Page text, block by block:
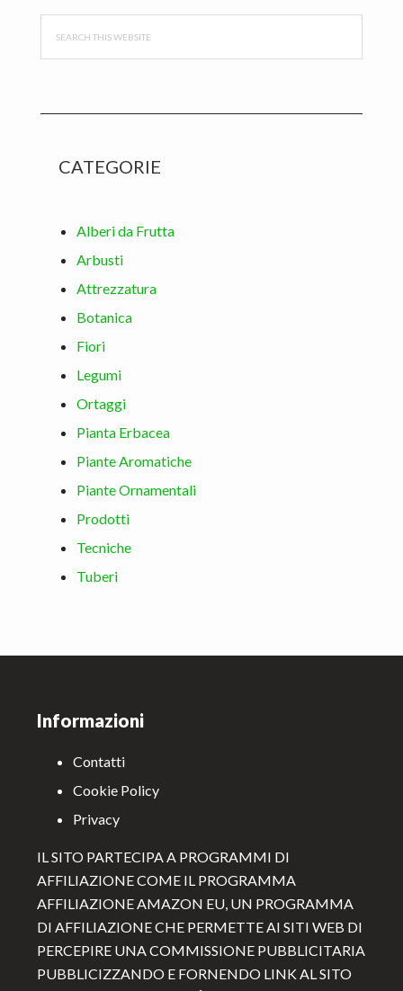
CATEGORIE
Alberi da Frutta
Arbusti
Attrezzatura
Botanica
Fiori
Legumi
Ortaggi
Pianta Erbacea
Piante Aromatiche
Piante Ornamentali
Prodotti
Tecniche
Tuberi
Informazioni
Contatti
Cookie Policy
Privacy
IL SITO PARTECIPA A PROGRAMMI DI
AFFILIAZIONE COME IL PROGRAMMA
AFFILIAZIONE AMAZON EU, UN PROGRAMMA
DI AFFILIAZIONE CHE PERMETTE AI SITI WEB DI
PERCEPIRE UNA COMMISSIONE PUBBLICITARIA
PUBBLICIZZANDO E FORNENDO LINK AL SITO